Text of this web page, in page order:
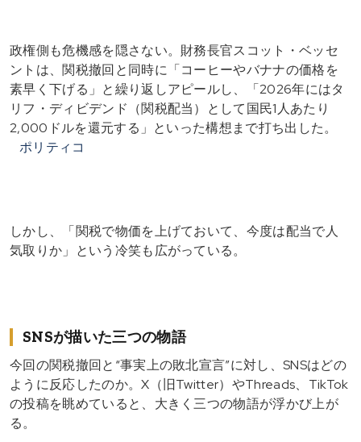
政権側も危機感を隠さない。財務長官スコット・ベッセ
ントは、関税撤回と同時に「コーヒーやバナナの価格を
素早く下げる」と繰り返しアピールし、「2026年にはタ
リフ・ディビデンド（関税配当）として国民1人あたり
2,000ドルを還元する」といった構想まで打ち出した。
ポリティコ
しかし、「関税で物価を上げておいて、今度は配当で人
気取りか」という冷笑も広がっている。
SNSが描いた三つの物語
今回の関税撤回と“事実上の敗北宣言”に対し、SNSはどの
ように反応したのか。X（旧Twitter）やThreads、TikTok
の投稿を眺めていると、大きく三つの物語が浮かび上が
る。